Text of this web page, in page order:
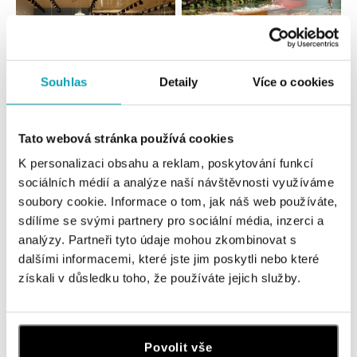
Souhlas Detaily Více o cookies
Tato webová stránka používá cookies
K personalizaci obsahu a reklam, poskytování funkcí
sociálních médií a analýze naší návštěvnosti využíváme
soubory cookie. Informace o tom, jak náš web používáte,
sdílíme se svými partnery pro sociální média, inzerci a
analýzy. Partneři tyto údaje mohou zkombinovat s
dalšími informacemi, které jste jim poskytli nebo které
získali v důsledku toho, že používáte jejich služby.
Povolit vše
Všechny Česko Slovensko
ALOve OC Nový Smíchov, Praha 5
Plzeňská 8, 150 00 Praha 5 - Anděl
tel.: +420736509250
dnes otevřeno do 21:00
ALOve OC Olympia, Brno
U Dálnice 777, 664 42 Brno
tel.: +420604389337
ALOve Westfield Černý most, Praha 9